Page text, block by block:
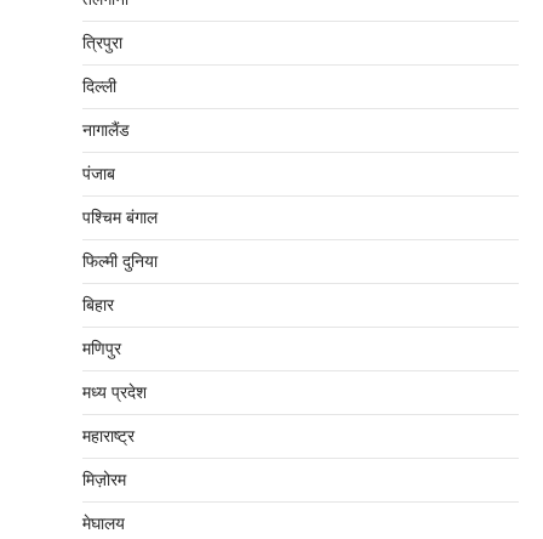
त्रिपुरा
दिल्‍ली
नागालैंड
पंजाब
पश्चिम बंगाल
फिल्मी दुनिया
बिहार
मणिपुर
मध्‍य प्रदेश
महाराष्‍ट्र
मिज़ोरम
मेघालय